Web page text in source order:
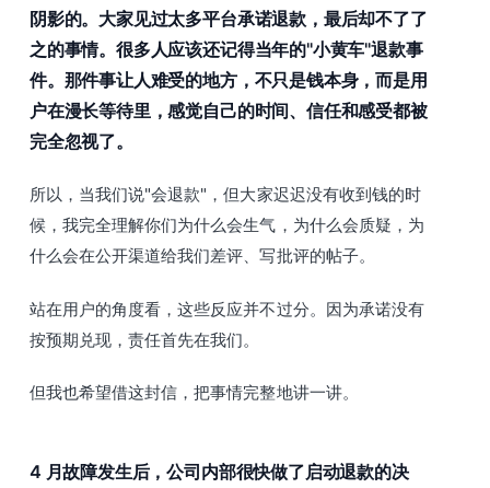
阴影的。大家见过太多平台承诺退款，最后却不了了
之的事情。很多人应该还记得当年的"小黄车"退款事
件。那件事让人难受的地方，不只是钱本身，而是用
户在漫长等待里，感觉自己的时间、信任和感受都被
完全忽视了。
所以，当我们说"会退款"，但大家迟迟没有收到钱的时
候，我完全理解你们为什么会生气，为什么会质疑，为
什么会在公开渠道给我们差评、写批评的帖子。
站在用户的角度看，这些反应并不过分。因为承诺没有
按预期兑现，责任首先在我们。
但我也希望借这封信，把事情完整地讲一讲。
4 月故障发生后，公司内部很快做了启动退款的决